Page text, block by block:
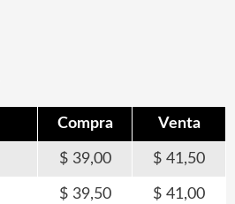
Compra Venta
39,00 41,50
39,50 41,00